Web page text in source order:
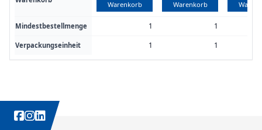
Warenkorb
Warenkorb
Mindestbestellmenge 1 1
Verpackungseinheit 1 1
WEITERE INTERESSANTE INHALTE IMMER AUCH AUF: